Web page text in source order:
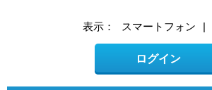
表示： スマートフォン |
ログイン